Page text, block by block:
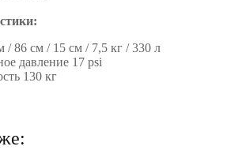
/ 86 см / 15 см / 7,5 кг / 330 л
давление 17 psi
130 кг